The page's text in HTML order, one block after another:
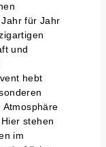
für Jahr
und
hebt
stehen
im